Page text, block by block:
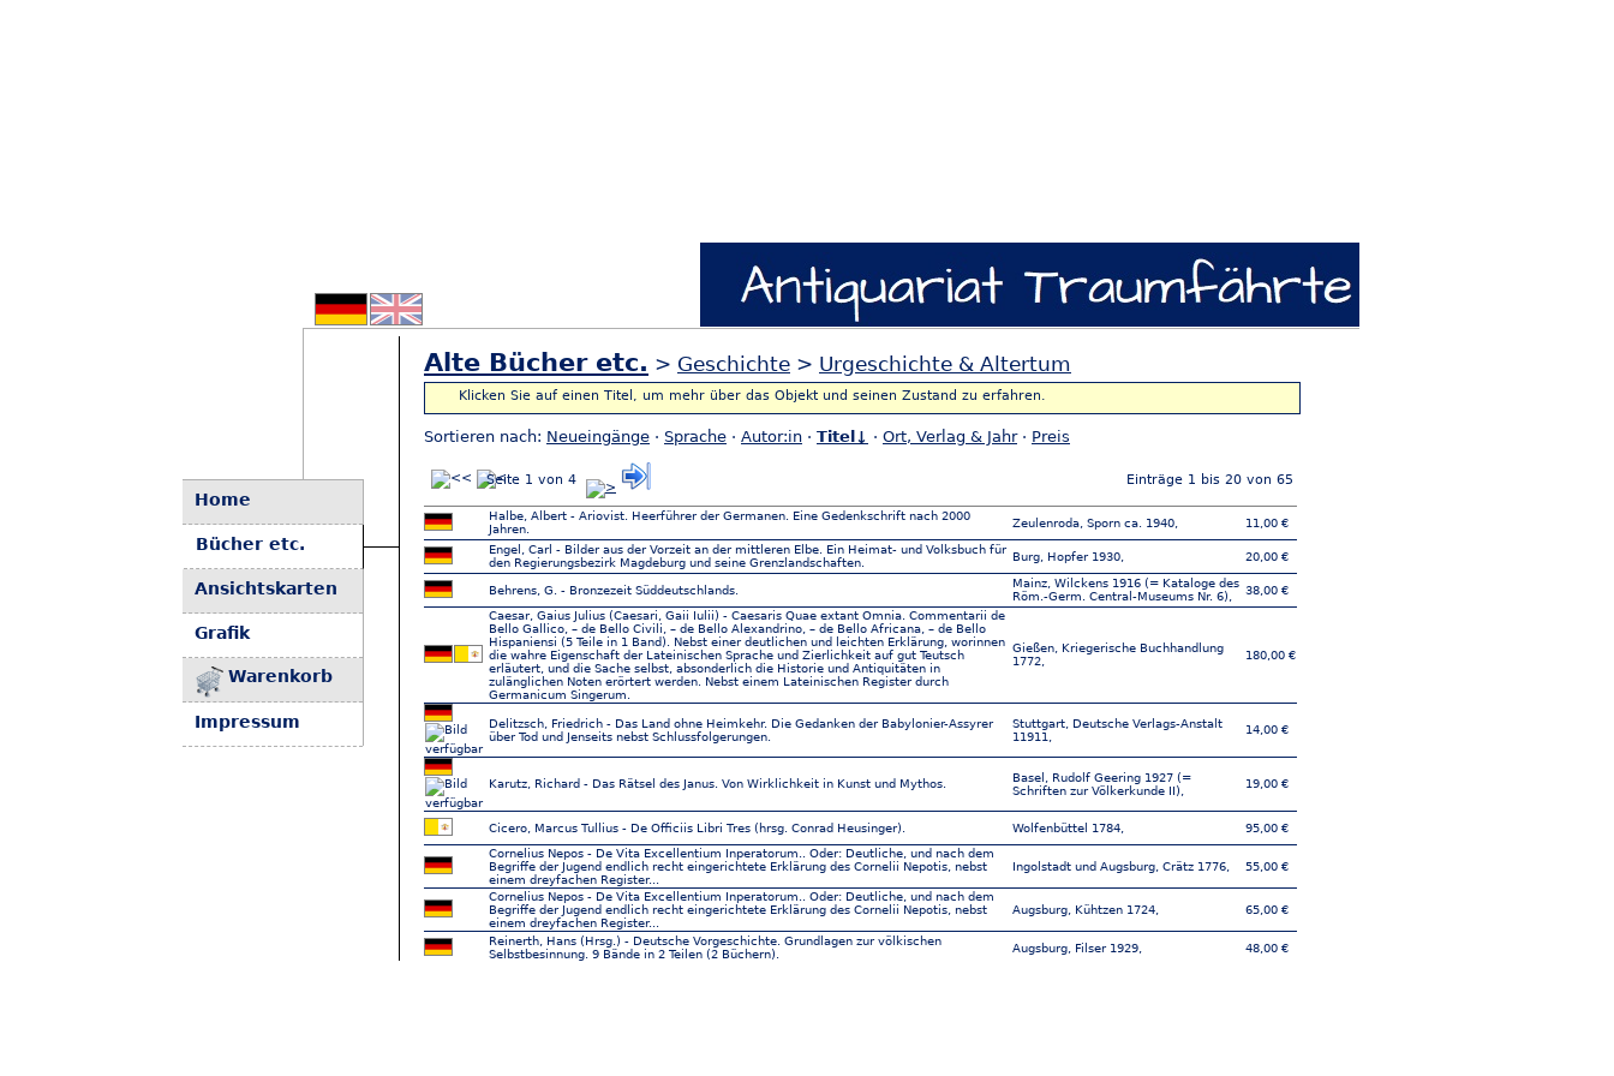
Home
Bücher etc.
Ansichtskarten
Grafik
Warenkorb
Impressum
Alte Bücher etc. > Geschichte > Urgeschichte & Altertum
Klicken Sie auf einen Titel, um mehr über das Objekt und seinen Zustand zu erfahren.
Sortieren nach: Neueingänge · Sprache · Autor:in · Titel↓ · Ort, Verlag & Jahr· Preis
Seite 1 von 4 Einträge 1 bis 20 von 65
Halbe, Albert - Ariovist. Heerführer der Germanen. Eine Gedenkschrift nach 2000
Jahren.
Zeulenroda, Sporn ca. 1940,
11,00 €
Engel, Carl - Bilder aus der Vorzeit an der mittleren Elbe. Ein Heimat- und Volksbuch für
den Regierungsbezirk Magdeburg und seine Grenzlandschaften.
Burg, Hopfer 1930, 20,00 €
Behrens, G. - Bronzezeit Süddeutschlands.
Mainz, Wilckens 1916 (= Kataloge des
Röm.-Germ. Central-Museums Nr. 6),
38,00 €
Caesar, Gaius Julius (Caesari, Gaii Iulii) - Caesaris Quae extant Omnia. Commentarii de
Bello Gallico, – de Bello Civili, – de Bello Alexandrino, – de Bello Africana, – de Bello
Hispaniensi (5 Teile in 1 Band). Nebst einer deutlichen und leichten Erklärung, worinnen
die wahre Eigenschaft der Lateinischen Sprache und Zierlichkeit auf gut Teutsch
erläutert, und die Sache selbst, absonderlich die Historie und Antiquitäten in
zulänglichen Noten erörtert werden. Nebst einem Lateinischen Register durch
Germanicum Singerum.
Gießen, Kriegerische Buchhandlung
1772,
180,00 €
Delitzsch, Friedrich - Das Land ohne Heimkehr. Die Gedanken der Babylonier-Assyrer
über Tod und Jenseits nebst Schlussfolgerungen.
Stuttgart, Deutsche Verlags-Anstalt
11911,
14,00 €
Karutz, Richard - Das Rätsel des Janus. Von Wirklichkeit in Kunst und Mythos.
Basel, Rudolf Geering 1927 (=
Schriften zur Völkerkunde II),
19,00 €
Cicero, Marcus Tullius - De Officiis Libri Tres (hrsg. Conrad Heusinger). Wolfenbüttel 1784,
95,00 €
Cornelius Nepos - De Vita Excellentium Inperatorum.. Oder: Deutliche, und nach dem
Begriffe der Jugend endlich recht eingerichtete Erklärung des Cornelii Nepotis, nebst
einem dreyfachen Register...
Ingolstadt und Augsburg, Crätz 1776, 55,00 €
Cornelius Nepos - De Vita Excellentium Inperatorum.. Oder: Deutliche, und nach dem
Begriffe der Jugend endlich recht eingerichtete Erklärung des Cornelii Nepotis, nebst
einem dreyfachen Register...
Augsburg, Kühtzen 1724, 65,00 €
Reinerth, Hans (Hrsg.) - Deutsche Vorgeschichte. Grundlagen zur völkischen
Selbstbesinnung. 9 Bände in 2 Teilen (2 Büchern).
Augsburg, Filser 1929, 48,00 €